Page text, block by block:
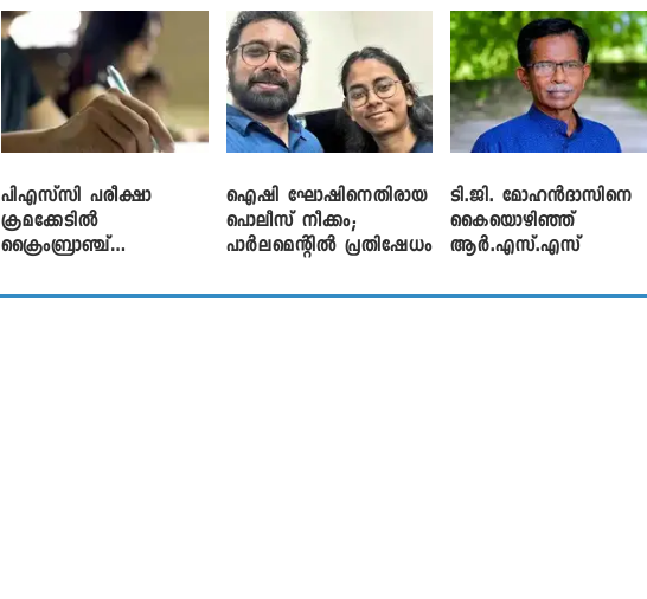
വിനായകൻ
പിഎസ്‌സി പരീക്ഷാ
ക്രമക്കേ‌ടിൽ
ക്രൈംബ്രാഞ്ച്
ഐഷി ഘോഷിനെതിരായ
പൊലീസ് നീക്കം;
പാര്‍ലമെന്റിൽ പ്രതിഷേധം
ടി.ജി. മോഹൻദാസിനെ
കൈയൊഴിഞ്ഞ്
ആർ.എസ്.എസ്